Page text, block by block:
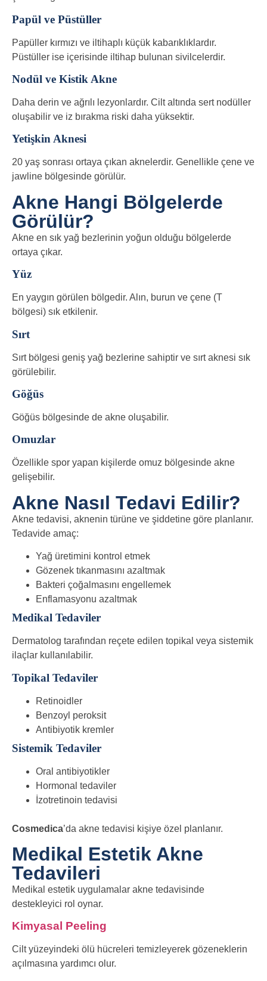
Papül ve Püstüller
Papüller kırmızı ve iltihaplı küçük kabarıklıklardır.
Püstüller ise içerisinde iltihap bulunan sivilcelerdir.
Nodül ve Kistik Akne
Daha derin ve ağrılı lezyonlardır. Cilt altında sert nodüller
oluşabilir ve iz bırakma riski daha yüksektir.
Yetişkin Aknesi
20 yaş sonrası ortaya çıkan aknelerdir. Genellikle çene ve
jawline bölgesinde görülür.
Akne Hangi Bölgelerde
Görülür?
Akne en sık yağ bezlerinin yoğun olduğu bölgelerde
ortaya çıkar.
Yüz
En yaygın görülen bölgedir. Alın, burun ve çene (T
bölgesi) sık etkilenir.
Sırt
Sırt bölgesi geniş yağ bezlerine sahiptir ve sırt aknesi sık
görülebilir.
Göğüs
Göğüs bölgesinde de akne oluşabilir.
Omuzlar
Özellikle spor yapan kişilerde omuz bölgesinde akne
gelişebilir.
Akne Nasıl Tedavi Edilir?
Akne tedavisi, aknenin türüne ve şiddetine göre planlanır.
Tedavide amaç:
Yağ üretimini kontrol etmek
Gözenek tıkanmasını azaltmak
Bakteri çoğalmasını engellemek
Enflamasyonu azaltmak
Medikal Tedaviler
Dermatolog tarafından reçete edilen topikal veya sistemik
ilaçlar kullanılabilir.
Topikal Tedaviler
Retinoidler
Benzoyl peroksit
Antibiyotik kremler
Sistemik Tedaviler
Oral antibiyotikler
Hormonal tedaviler
İzotretinoin tedavisi
Cosmedica’da akne tedavisi kişiye özel planlanır.
Medikal Estetik Akne
Tedavileri
Medikal estetik uygulamalar akne tedavisinde
destekleyici rol oynar.
Kimyasal Peeling
Cilt yüzeyindeki ölü hücreleri temizleyerek gözeneklerin
açılmasına yardımcı olur.